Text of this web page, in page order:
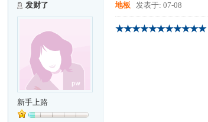
发财了
新手上路
地板 发表于: 07-08
★★★★★★★★★★★